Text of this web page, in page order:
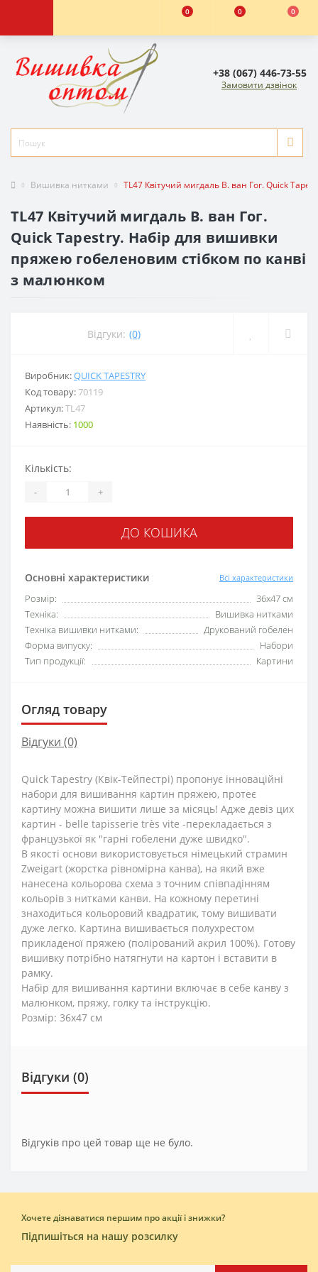
0 0 0
+38 (067) 446-73-55
Замовити дзвінок
Вишивка нитками TL47 Квітучий мигдаль В. ван Гог. Quick
TL47 Квітучий мигдаль В. ван Гог.
Quick Tapestry. Набір для вишивки
пряжею гобеленовим стібком по канві
з малюнком
Відгуки: (0)
Виробник:QUICK TAPESTRY
Код товару:70119
Артикул:TL47
Наявність: 1000
Основні характеристики Всі характеристики
Розмір:
36х47 см
Техніка:
Вишивка нитками
Техніка вишивки нитками:
Друкований гобелен
Форма випуску:
Набори
Тип продукції:
Картини
Кількість:
- +
ДО КОШИКА
Огляд товару
Відгуки (0)
Quick Tapestry (Квік-Тейпестрі) пропонує інноваційні
набори для вишивання картин пряжею, протеє
картину можна вишити лише за місяць! Адже девіз цих
картин - belle tapisserie très vite -перекладається з
французької як "гарні гобелени дуже швидко".
В якості основи використовується німецький страмин
Zweigart (жорстка рівномірна канва), на який вже
нанесена кольорова схема з точним співпадінням
кольорів з нитками канви. На кожному перетині
знаходиться кольоровий квадратик, тому вишивати
дуже легко. Картина вишивається полухрестом
прикладеної пряжею (полірований акрил 100%). Готову
вишивку потрібно натягнути на картон і вставити в
рамку.
Набір для вишивання картини включає в себе канву з
малюнком, пряжу, голку та інструкцію.
Розмір: 36x47 см
Відгуки (0)
Відгуків про цей товар ще не було.
Хочете дізнаватися першим про акції і знижки?
Підпишіться на нашу розсилку